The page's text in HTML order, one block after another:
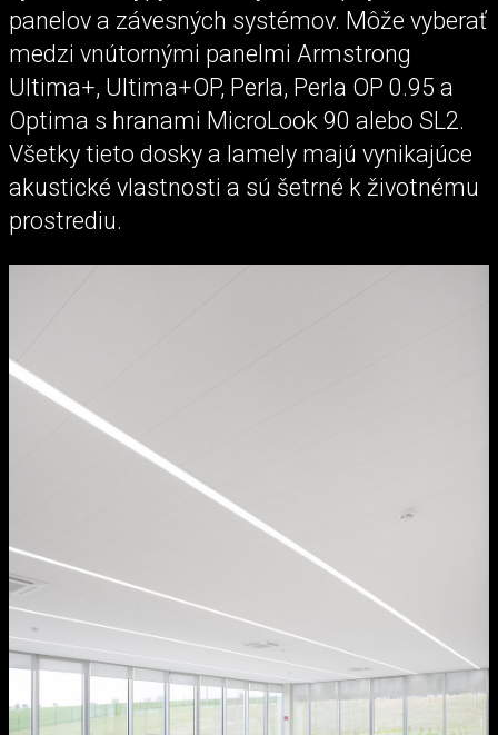
panelov a závesných systémov. Môže vyberať
medzi vnútornými panelmi Armstrong
Ultima+, Ultima+OP, Perla, Perla OP 0.95 a
Optima s hranami MicroLook 90 alebo SL2.
Všetky tieto dosky a lamely majú vynikajúce
akustické vlastnosti a sú šetrné k životnému
prostrediu.